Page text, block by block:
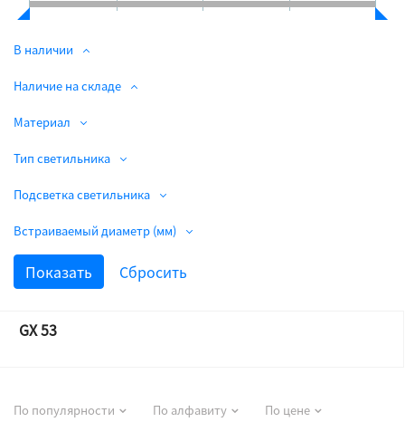
В наличии
Наличие на складе
Материал
Тип светильника
Подсветка светильника
Встраиваемый диаметр (мм)
GX 53
По популярности По алфавиту По цене